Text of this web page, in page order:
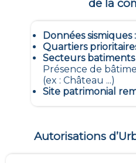
de la
Données sismiques:
Quartiers
Secteurs
Présence de
(ex : Château ...)
Site patrimonial
Autorisations